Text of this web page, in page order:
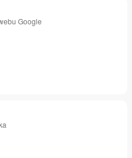
Google